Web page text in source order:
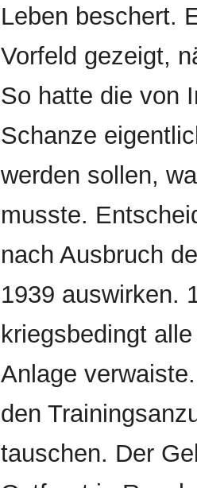
Leben beschert.
Vorfeld gezeigt,
So hatte die von
Schanze
werden sollen,
musste.
nach Ausbruch
1939 auswirken.
kriegsbedingt
Anlage
den
tauschen. Der